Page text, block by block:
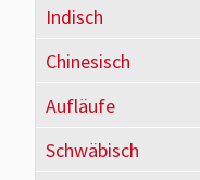
Indisch
Chinesisch
Aufläufe
Schwäbisch